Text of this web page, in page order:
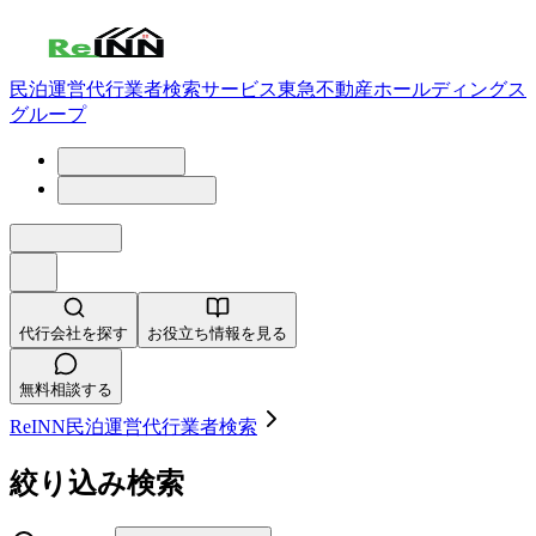
民泊運営代行業者検索サービス東急不動産ホールディングス
グループ
代行会社を探す お役立ち情報を見る
無料相談する
ReINN民泊運営代行業者検索
絞り込み検索